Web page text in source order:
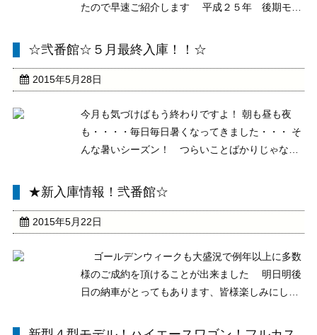
たので早速ご紹介します 平成２５年 後期モデ
１５９．９万円 ストラーダ純正ＨＤＤナビ ＣＤ
ラ ＥＴ ...
☆弐番館☆５月最終入庫！！☆
2015年5月28日
今月も気づけばもう終わりですよ！ 朝も昼も夜
も・・・・毎日毎日暑くなってきました・・・ そ
んな暑いシーズン！ つらいことばかりじゃなく
どが楽しめる季節！ 是非、新しいマイカーor初め
月最 ...
★新入庫情報！弐番館☆
2015年5月22日
ゴールデンウィークも大盛況で例年以上に多数
様のご成約を頂けることが出来ました 明日明後
日の納車がとってもあります、皆様楽しみにして
すのでお知らせさせて頂きます 平成２２年 プ